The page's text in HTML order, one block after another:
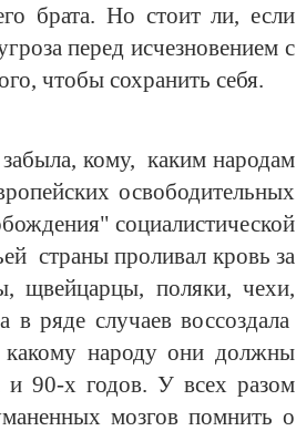
брата. Но стоит ли, если
перед исчезновением с
чтобы сохранить себя.
кому, каким народам
освободительных
социалистической
страны проливал кровь за
щвейцарцы, поляки, чехи,
ряде случаев воссоздала
народу они должны
и 90-х годов. У всех разом
мозгов помнить о